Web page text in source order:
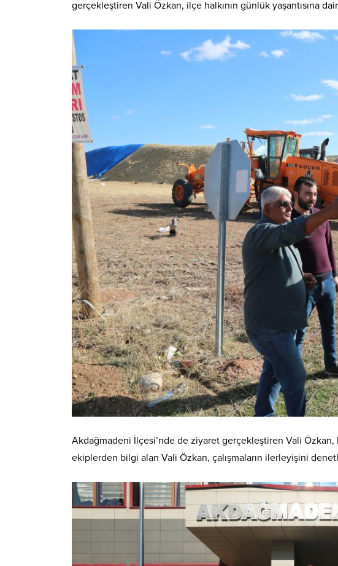
gerçekleştiren Vali Özkan, ilçe halkının günlük yaşantısına
Akdağmadeni İlçesi’nde de ziyaret gerçekleştiren Vali Özkan,
ekiplerden bilgi alan Vali Özkan, çalışmaların ilerleyişini